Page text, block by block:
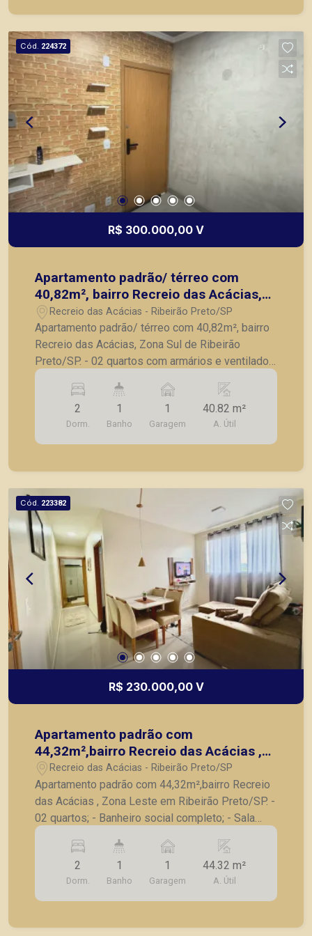
Cód. 224372
R$ 300.000,00 V
Apartamento padrão/ térreo com
40,82m², bairro Recreio das Acácias,
Zona Sul de Ribeirão Preto/SP.
Recreio das Acácias - Ribeirão Preto/SP
Apartamento padrão/ térreo com 40,82m², bairro
Recreio das Acácias, Zona Sul de Ribeirão
Preto/SP. - 02 quartos com armários e ventilador
de teto ; - Banheiro social com box; - Sala
climatizada; - Cozinha planejada ; - Área de
serviço; - 01 vaga de garagem. A Piramid tem
como objetivo atender seus clientes com
agilidade e segurança, em locação, vendas de
Preto.
2
Dorm.
1
Banho
1
Garagem
40.82 m²
A. Útil
Cód. 223382
R$ 230.000,00 V
Apartamento padrão com
44,32m²,bairro Recreio das Acácias ,
Zona Leste em Ribeirão Preto/SP.
Recreio das Acácias - Ribeirão Preto/SP
Apartamento padrão com 44,32m²,bairro Recreio
das Acácias , Zona Leste em Ribeirão Preto/SP. -
02 quartos; - Banheiro social completo; - Sala
para 02 ambientes; - Cozinha com armários
planejados; - Área de serviço; - 01 vaga de
garagem. A Piramid tem como objetivo atender
seus clientes com agilidade e segurança, em
locação, vendas de imóveis prontos, usados ou
2
Dorm.
1
Banho
1
Garagem
44.32 m²
A. Útil